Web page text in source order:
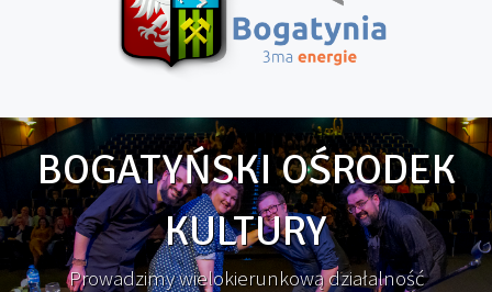
BOGATYŃSKI OŚRODEK
KULTURY
Prowadzimy wielokierunkową działalność